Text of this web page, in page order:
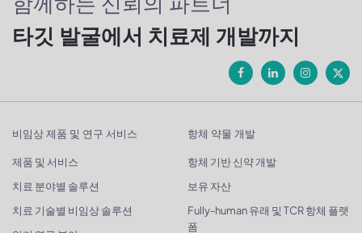
타깃 발굴에서 치료제 개발까지
비임상 제품 및 연구 서비스
제품 및 서비스
치료 분야별 솔루션
치료 기술별 비임상 솔루션
항체 약물 개발
항체 기반 신약 개발
보유 자산
Fully-human 유래 및 TCR 항체 플랫
폼